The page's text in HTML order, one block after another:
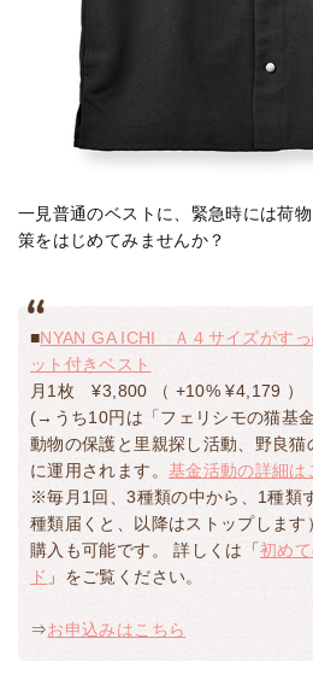
一見普通のベストに、緊急時には荷
策をはじめてみませんか？
■NYAN GA ICHI Ａ４サイズがす
ット付きベスト
月1枚 ¥3,800 （ +10% ¥4,179 ）
(→うち10円は「フェリシモの猫基
動物の保護と里親探し活動、野良
に運用されます。 基金活動の詳細は
※毎月1回、3種類の中から、1種類
種類届くと、以降はストップしま
購入も可能です。 詳しくは「初め
ド 」をご覧ください。
⇒お申込みはこちら